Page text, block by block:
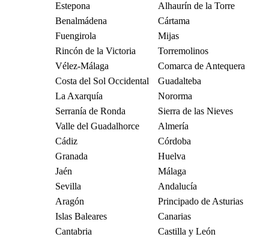
Estepona
Alhaurín de la Torre
Benalmádena
Cártama
Fuengirola
Mijas
Rincón de la Victoria
Torremolinos
Vélez-Málaga
Comarca de Antequera
Costa del Sol Occidental
Guadalteba
La Axarquía
Nororma
Serranía de Ronda
Sierra de las Nieves
Valle del Guadalhorce
Almería
Cádiz
Córdoba
Granada
Huelva
Jaén
Málaga
Sevilla
Andalucía
Aragón
Principado de Asturias
Islas Baleares
Canarias
Cantabria
Castilla y León